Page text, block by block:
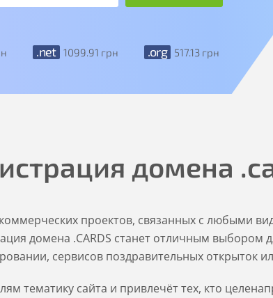
.net 1099 .91 грн .org 517.13 грн
домена
проектов, связанных с любыми
домена .CARDS станет отличным
сервисов поздравительных открыток
тематику сайта и привлечёт тех, кто